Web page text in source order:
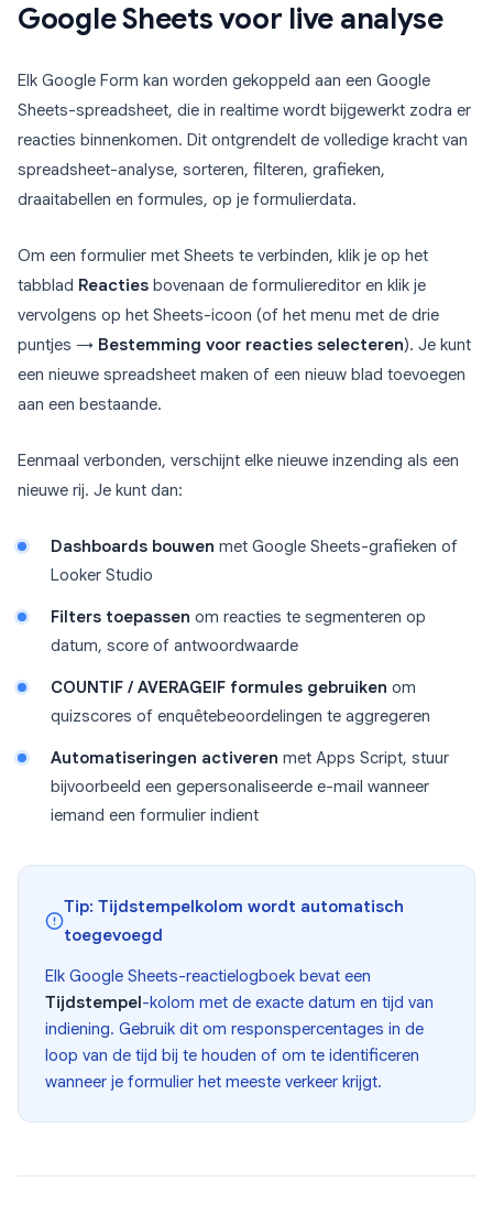
Google Sheets voor live analyse
Elk Google Form kan worden gekoppeld aan een Google
Sheets-spreadsheet, die in realtime wordt bijgewerkt zodra er
reacties binnenkomen. Dit ontgrendelt de volledige kracht van
spreadsheet-analyse, sorteren, filteren, grafieken,
draaitabellen en formules, op je formulierdata.
Om een formulier met Sheets te verbinden, klik je op het
tabblad Reacties bovenaan de formuliereditor en klik je
vervolgens op het Sheets-icoon (of het menu met de drie
puntjes → Bestemming voor reacties selecteren). Je kunt
een nieuwe spreadsheet maken of een nieuw blad toevoegen
aan een bestaande.
Eenmaal verbonden, verschijnt elke nieuwe inzending als een
nieuwe rij. Je kunt dan:
Dashboards bouwen met Google Sheets-grafieken of
Looker Studio
Filters toepassen om reacties te segmenteren op
datum, score of antwoordwaarde
COUNTIF / AVERAGEIF formules gebruiken om
quizscores of enquêtebeoordelingen te aggregeren
Automatiseringen activeren met Apps Script, stuur
bijvoorbeeld een gepersonaliseerde e-mail wanneer
iemand een formulier indient
Tip: Tijdstempelkolom wordt automatisch
toegevoegd
Elk Google Sheets-reactielogboek bevat een
Tijdstempel -kolom met de exacte datum en tijd van
indiening. Gebruik dit om responspercentages in de
loop van de tijd bij te houden of om te identificeren
wanneer je formulier het meeste verkeer krijgt.